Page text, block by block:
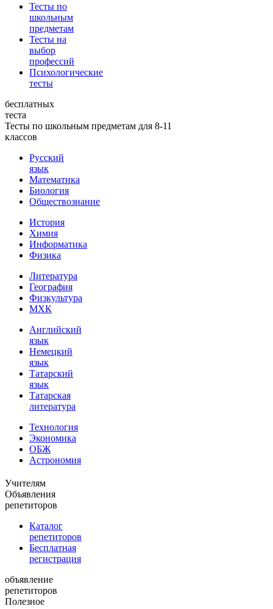
Тесты по
школьным
предметам
Тесты на
выбор
профессий
Психологические
тесты
бесплатных
теста
Тесты по школьным предметам для 8-11
классов
Русский
язык
Математика
Биология
Обществознание
История
Химия
Информатика
Физика
Литература
География
Физкультура
МХК
Английский
язык
Немецкий
язык
Татарский
язык
Татарская
литература
Технология
Экономика
ОБЖ
Астрономия
Учителям
Объявления
репетиторов
Каталог
репетиторов
Бесплатная
регистрация
объявление
репетиторов
Полезное